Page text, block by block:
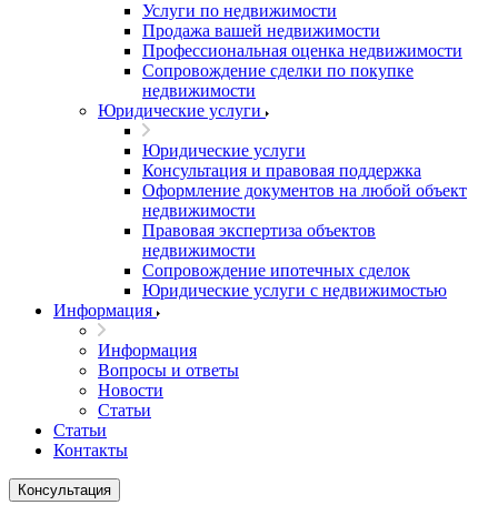
Услуги по недвижимости
Продажа вашей недвижимости
Профессиональная оценка недвижимости
Сопровождение сделки по покупке
недвижимости
Юридические услуги
Юридические услуги
Консультация и правовая поддержка
Оформление документов на любой объект
недвижимости
Правовая экспертиза объектов
недвижимости
Сопровождение ипотечных сделок
Юридические услуги с недвижимостью
Информация
Информация
Вопросы и ответы
Новости
Статьи
Статьи
Контакты
Консультация